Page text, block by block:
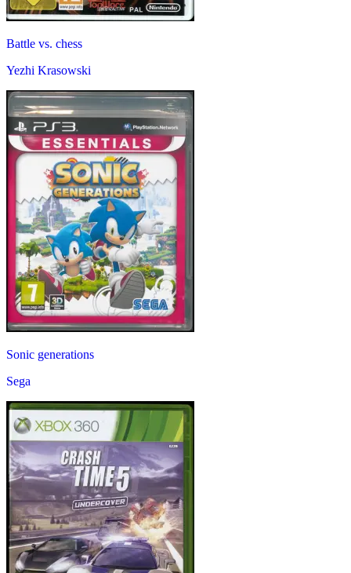
Battle vs. chess
Yezhi Krasowski
Sonic generations
Sega